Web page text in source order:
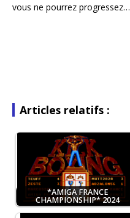
vous ne pourrez progressez…
Articles relatifs :
*AMIGA FRANCE
CHAMPIONSHIP* 2024